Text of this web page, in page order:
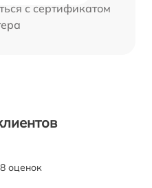
с сертификатом
оценок